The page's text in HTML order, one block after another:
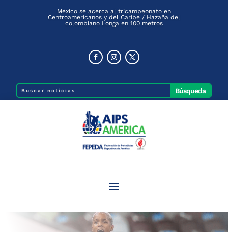
México se acerca al tricampeonato en
Centroamericanos y del Caribe / Hazaña del
colombiano Longa en 100 metros